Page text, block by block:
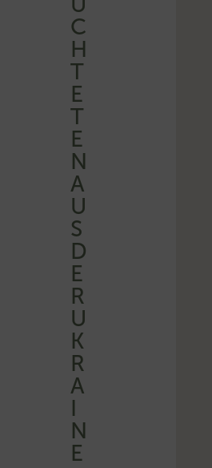
C
H
T
E
T
E
N
A
U
S
D
E
R
U
K
R
A
I
N
E